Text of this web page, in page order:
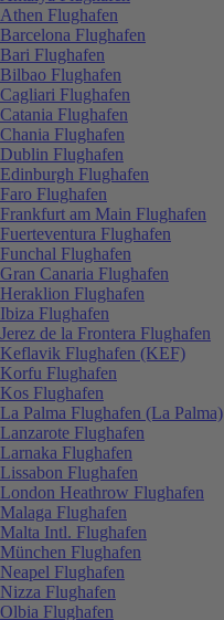
Athen Flughafen
Barcelona Flughafen
Bari Flughafen
Bilbao Flughafen
Cagliari Flughafen
Catania Flughafen
Chania Flughafen
Dublin Flughafen
Edinburgh Flughafen
Faro Flughafen
Frankfurt am Main Flughafen
Fuerteventura Flughafen
Funchal Flughafen
Gran Canaria Flughafen
Heraklion Flughafen
Ibiza Flughafen
Jerez de la Frontera Flughafen
Keflavik Flughafen (KEF)
Korfu Flughafen
Kos Flughafen
La Palma Flughafen (La Palma)
Lanzarote Flughafen
Larnaka Flughafen
Lissabon Flughafen
London Heathrow Flughafen
Malaga Flughafen
Malta Intl. Flughafen
München Flughafen
Neapel Flughafen
Nizza Flughafen
Olbia Flughafen